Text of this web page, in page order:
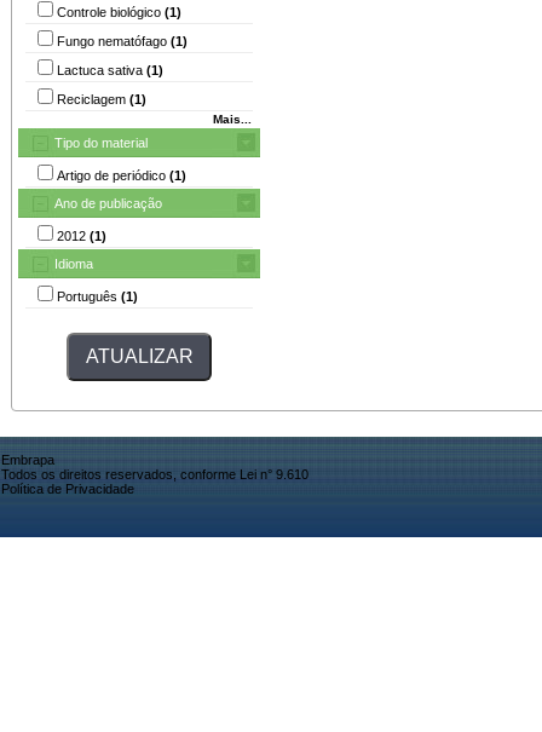
Controle biológico (1)
Fungo nematófago (1)
Lactuca sativa (1)
Reciclagem (1)
Mais...
Tipo do material
Artigo de periódico (1)
Ano de publicação
2012 (1)
Idioma
Português (1)
Embrapa
Todos os direitos reservados, conforme Lei n° 9.610
Política de Privacidade